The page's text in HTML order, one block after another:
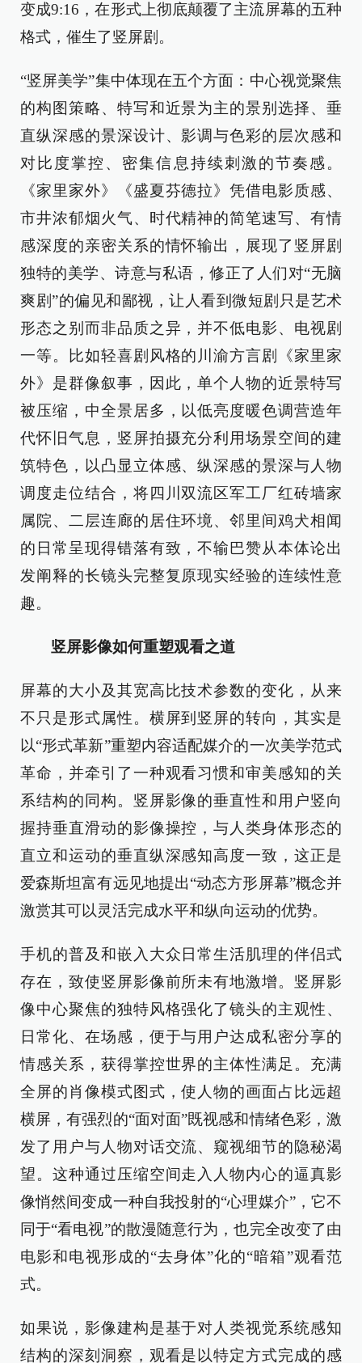
变成9:16，在形式上彻底颠覆了主流屏幕的五种
格式，催生了竖屏剧。
“竖屏美学”集中体现在五个方面：中心视觉聚焦
的构图策略、特写和近景为主的景别选择、垂
直纵深感的景深设计、影调与色彩的层次感和
对比度掌控、密集信息持续刺激的节奏感。
《家里家外》《盛夏芬德拉》凭借电影质感、
市井浓郁烟火气、时代精神的简笔速写、有情
感深度的亲密关系的情怀输出，展现了竖屏剧
独特的美学、诗意与私语，修正了人们对“无脑
爽剧”的偏见和鄙视，让人看到微短剧只是艺术
形态之别而非品质之异，并不低电影、电视剧
一等。比如轻喜剧风格的川渝方言剧《家里家
外》是群像叙事，因此，单个人物的近景特写
被压缩，中全景居多，以低亮度暖色调营造年
代怀旧气息，竖屏拍摄充分利用场景空间的建
筑特色，以凸显立体感、纵深感的景深与人物
调度走位结合，将四川双流区军工厂红砖墙家
属院、二层连廊的居住环境、邻里间鸡犬相闻
的日常呈现得错落有致，不输巴赞从本体论出
发阐释的长镜头完整复原现实经验的连续性意
趣。
竖屏影像如何重塑观看之道
屏幕的大小及其宽高比技术参数的变化，从来
不只是形式属性。横屏到竖屏的转向，其实是
以“形式革新”重塑内容适配媒介的一次美学范式
革命，并牵引了一种观看习惯和审美感知的关
系结构的同构。竖屏影像的垂直性和用户竖向
握持垂直滑动的影像操控，与人类身体形态的
直立和运动的垂直纵深感知高度一致，这正是
爱森斯坦富有远见地提出“动态方形屏幕”概念并
激赏其可以灵活完成水平和纵向运动的优势。
手机的普及和嵌入大众日常生活肌理的伴侣式
存在，致使竖屏影像前所未有地激增。竖屏影
像中心聚焦的独特风格强化了镜头的主观性、
日常化、在场感，便于与用户达成私密分享的
情感关系，获得掌控世界的主体性满足。充满
全屏的肖像模式图式，使人物的画面占比远超
横屏，有强烈的“面对面”既视感和情绪色彩，激
发了用户与人物对话交流、窥视细节的隐秘渴
望。这种通过压缩空间走入人物内心的逼真影
像悄然间变成一种自我投射的“心理媒介”，它不
同于“看电视”的散漫随意行为，也完全改变了由
电影和电视形成的“去身体”化的“暗箱”观看范
式。
如果说，影像建构是基于对人类视觉系统感知
结构的深刻洞察，观看是以特定方式完成的感